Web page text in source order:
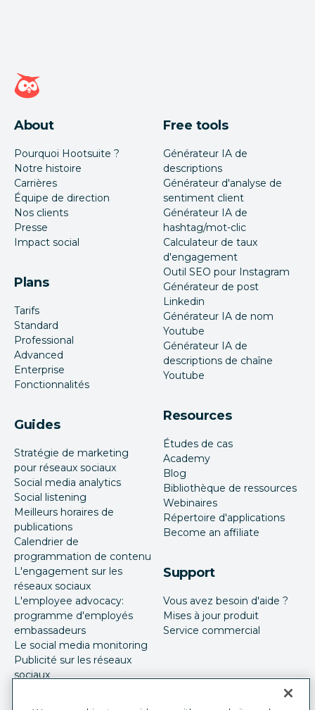
Page d'accueil Hootsuite
About
Pourquoi Hootsuite ?
Notre histoire
Carrières
Équipe de direction
Nos clients
Presse
Impact social
Plans
Tarifs
Standard
Professional
Advanced
Enterprise
Fonctionnalités
Guides
Stratégie de marketing
pour réseaux sociaux
Social media analytics
Social listening
Meilleurs horaires de
publications
Calendrier de
programmation de contenu
L'engagement sur les
réseaux sociaux
L'employee advocacy:
programme d'employés
embassadeurs
Le social media monitoring
Publicité sur les réseaux
sociaux
Free tools
Générateur IA de
descriptions
Générateur d'analyse de
sentiment client
Générateur IA de
hashtag/mot-clic
Calculateur de taux
d'engagement
Outil SEO pour Instagram
Générateur de post
Linkedin
Générateur IA de nom
Youtube
Générateur IA de
descriptions de chaîne
Youtube
Resources
Études de cas
Academy
Blog
Bibliothèque de ressources
Webinaires
Répertoire d'applications
Become an affiliate
Support
Vous avez besoin d'aide ?
Mises à jour produit
Service commercial